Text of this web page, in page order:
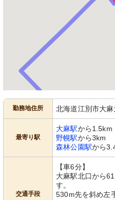
勤務地住所 北海道江別市大
最寄り駅
大麻駅から1.5km
野幌駅から3km
森林公園駅から
交通手段
【車6分】
大麻駅北口から
す。
530m先を斜め左